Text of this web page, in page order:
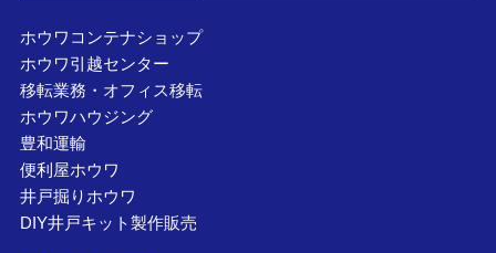
ホウワコンテナショップ
ホウワ引越センター
移転業務・オフィス移転
ホウワハウジング
豊和運輸
便利屋ホウワ
井戸掘りホウワ
DIY井戸キット製作販売